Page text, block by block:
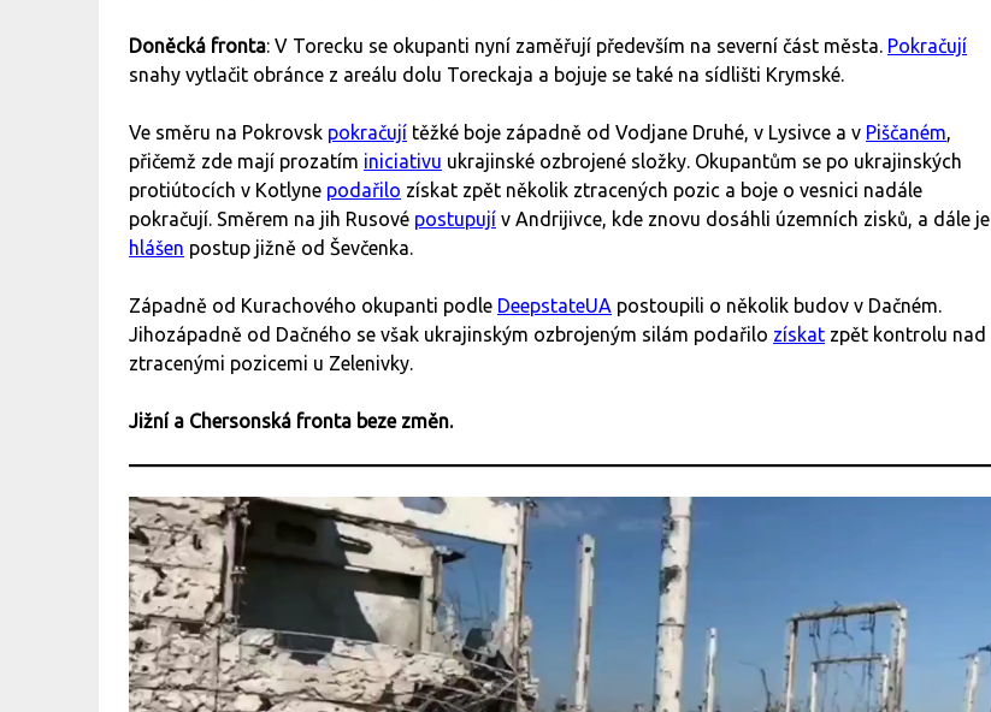
Doněcká fronta: V Torecku se okupanti nyní zaměřují především na severní část města. Pokračují
snahy vytlačit obránce z areálu dolu Toreckaja a bojuje se také na sídlišti Krymské.
Ve směru na Pokrovsk pokračují těžké boje západně od Vodjane Druhé, v Lysivce a v Piščaném,
přičemž zde mají prozatím iniciativu ukrajinské ozbrojené složky. Okupantům se po ukrajinských
protiútocích v Kotlyne podařilo získat zpět několik ztracených pozic a boje o vesnici nadále
pokračují. Směrem na jih Rusové postupují v Andrijivce, kde znovu dosáhli územních zisků, a dále je
hlášen postup jižně od Ševčenka.
Západně od Kurachového okupanti podle DeepstateUA postoupili o několik budov v Dačném.
Jihozápadně od Dačného se však ukrajinským ozbrojeným silám podařilo získat zpět kontrolu nad
ztracenými pozicemi u Zelenivky.
Jižní a Chersonská fronta beze změn.